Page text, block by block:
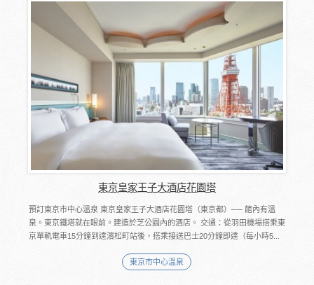
東京皇家王子大酒店花園塔
預訂東京市中心溫泉 東京皇家王子大酒店花園塔（東京都）── 館內有溫
泉。東京鐵塔就在眼前。建造於芝公園內的酒店。 交通：從羽田機場搭乘東
京單軌電車15分鐘到達濱松町站後，搭乘接送巴士20分鐘即達（每小時5...
東京市中心溫泉